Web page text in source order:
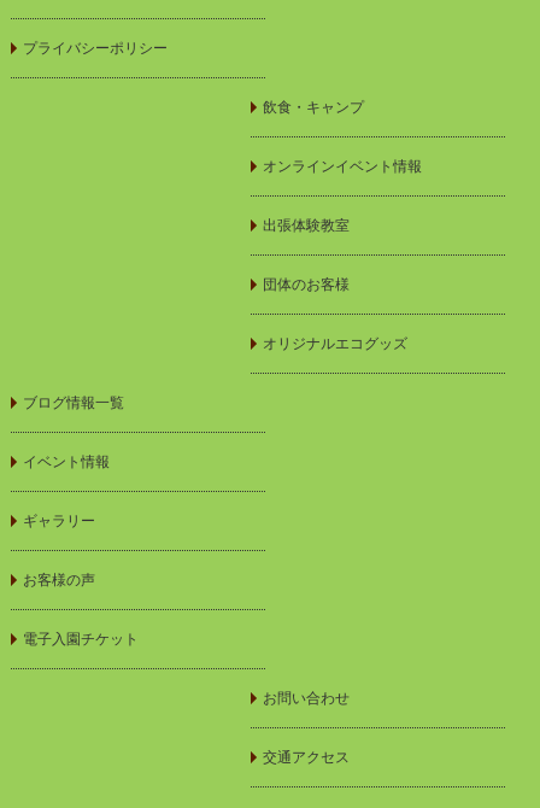
プライバシーポリシー
飲食・キャンプ
オンラインイベント情報
出張体験教室
団体のお客様
オリジナルエコグッズ
ブログ情報一覧
イベント情報
ギャラリー
お客様の声
電子入園チケット
お問い合わせ
交通アクセス